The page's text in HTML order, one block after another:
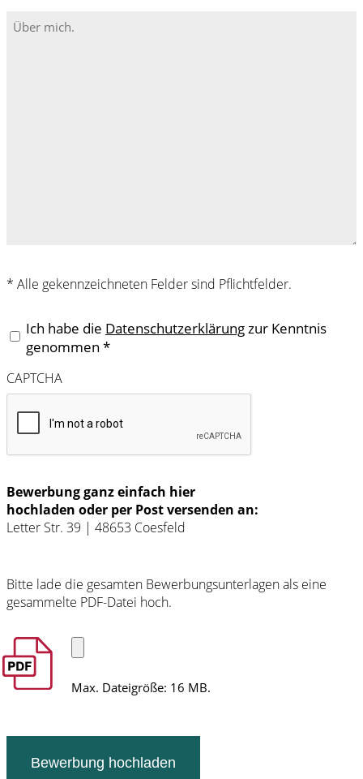
wiederholen*
Ohne
Titel
* Alle gekennzeichneten Felder sind Pflichtfelder.
Datenschutz(erforderlich)
Ich habe die Datenschutzerklärungzur Kenntnis
genommen *
CAPTCHA
Bewerbung ganz einfach hier
hochladen oder per Post versenden an:
Letter Str. 39 | 48653 Coesfeld
Bitte lade die gesamten Bewerbungsunterlagen als eine
gesammelte PDF-Datei hoch.
Datei
Max. Dateigröße: 16 MB.